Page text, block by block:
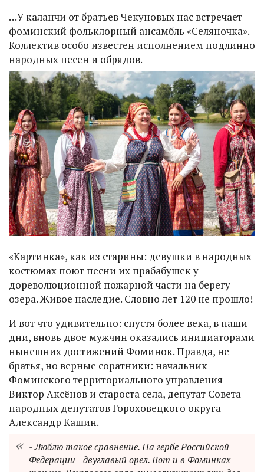
…У каланчи от братьев Чекуновых нас встречает
фоминский фольклорный ансамбль «Селяночка».
Коллектив особо известен исполнением подлинно
народных песен и обрядов.
«Картинка», как из старины: девушки в народных
костюмах поют песни их прабабушек у
дореволюционной пожарной части на берегу
озера. Живое наследие. Словно лет 120 не прошло!
И вот что удивительно: спустя более века, в наши
дни, вновь двое мужчин оказались инициаторами
нынешних достижений Фоминок. Правда, не
братья, но верные соратники: начальник
Фоминского территориального управления
Виктор Аксёнов и староста села, депутат Совета
народных депутатов Гороховецкого округа
Александр Кашин.
- Люблю такое сравнение. На гербе Российской
Федерации ‑ двуглавый орел. Вот и в Фоминках